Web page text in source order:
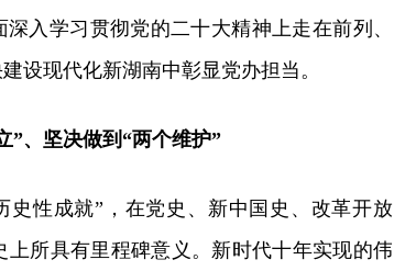
入学习贯彻党的二十大精神上走在前列、
设现代化新湖南中彰显党办担当。
”、坚决做到“两个维护”
史性成就”，在党史、新中国史、改革开放
所具有里程碑意义。新时代十年实现的伟